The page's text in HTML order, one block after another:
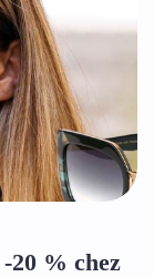
20 % chez